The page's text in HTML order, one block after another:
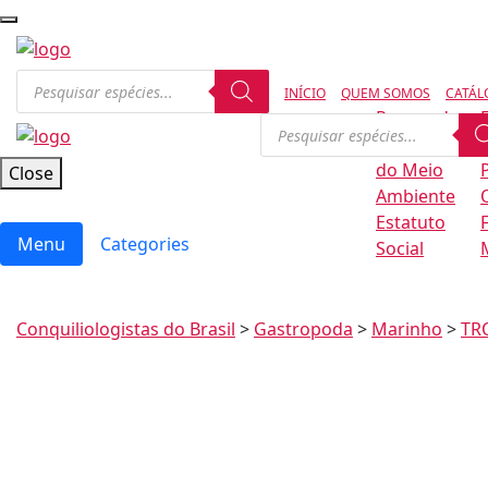
INÍCIO QUEM SOMOS
Regras de
Conservação
do Meio
Ambiente
Estatuto
Social
Close
Menu Categories
Conquiliologistas do Brasil > Gastropoda > Marinho >